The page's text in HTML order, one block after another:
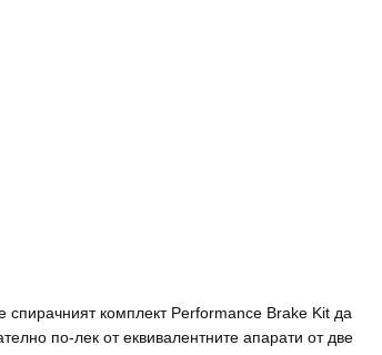
спирачният комплект Performance Brake Kit да
по-лек от еквивалентните апарати от две